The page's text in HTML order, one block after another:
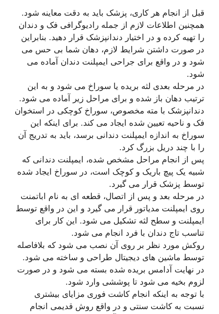
قبل از انجام هر کاری، پزشک باید به دقت معاینه شود.
همچنین اطلاعات لازم از جمله رادیوگرافی فک و دندان
را تهیه کرده و در اختیار دندانپزشک قرار دهید. بنابراین
در صورت داشتن شرایط لازم، دهان شما بی حس می
شود و در واقع برای جراحی ایمپلنت دندان آماده می
شود.
در مرحله بعدی لثه بریده یا سوراخ می شود و به این
ترتیب دهان باز شده و برای مراحل زیر آماده می شود.
دندانپزشک با مته مخصوص، سوراخ کوچکی در استخوان
فک و ناحیه تعیین شده ایجاد می کند. برای اینکه این
سوراخ به اندازه ایمپلنت دندانی برسد، باید به تدریج آن
را با چند دریل بزرگ کرد.
پس از انجام مراحل مشخص شده، ایمپلنت دندانی که
شبیه یک پیچ باریک و کوچک است، در سوراخ ایجاد شده
توسط پزشک قرار می گیرد.
در مرحله بعد و پس از اتصال، قطعه ای به نام اباتمنت
روی ایمپلنت مدیاتور قرار می گیرد و این در واقع توسط
ایمپلنت و سطح لثه تشکیل می شود. این کار برای
تناسب تاج دندان با فرد انجام می شود.
روکش مورد نظر بر روی آن نصب می شود که بلافاصله
توسط ماشین های دیجیتال طراحی و ساخته می شود.
در نهایت آدامس بریده شده بسته می شود و در صورت
لزوم بخیه می شود تا پوششی وارد شود.
با توجه به اینکه انجام کاشت فوری مزایای بیشتری
نسبت به کاشت سنتی و در واقع روش قدیمی انجام